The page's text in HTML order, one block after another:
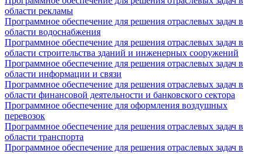
области рекламы
Программное обеспечение для решения отраслевых задач в
области водоснабжения
Программное обеспечение для решения отраслевых задач в
области строительства зданий и инженерных сооружений
Программное обеспечение для решения отраслевых задач в
области информации и связи
Программное обеспечение для решения отраслевых задач в
области финансовой деятельности и банковского сектора
Программное обеспечение для оформления воздушных
перевозок
Программное обеспечение для решения отраслевых задач в
области транспорта
Программное обеспечение для решения отраслевых задач в